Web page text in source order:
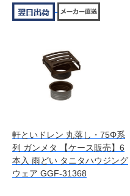
軒といドレン 丸落し・75Φ系
列 ガンメタ 【ケース販売】6
本入 雨どい タニタハウジング
ウェア GGF-31368